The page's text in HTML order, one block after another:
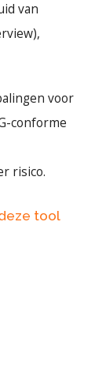
van
voor
conforme
risico.
tool